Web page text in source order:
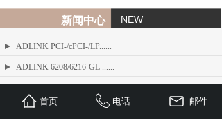
新闻中心 NEW
ADLINK PCI-/cPCI-/LP......
ADLINK 6208/6216-GL ......
ADLINK Angelo RTV 系列......
首页 电话 邮件